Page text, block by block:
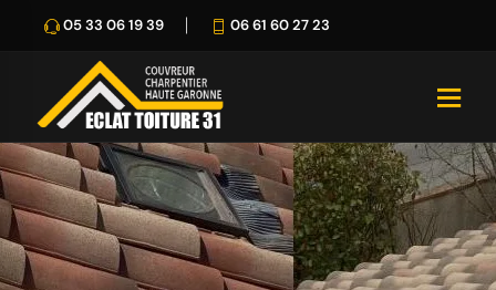
05 33 06 19 39 06 61 60 27 23